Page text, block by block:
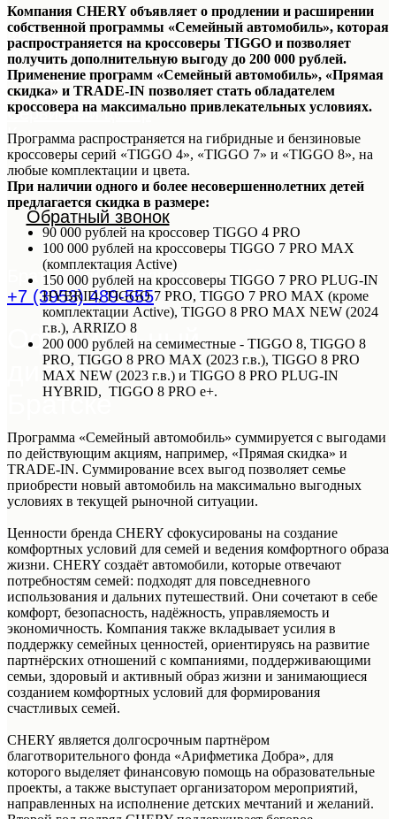
Модельный ряд
Авто в наличии
Trade-In
Кредит
Сервисный центр
Контакты
Обратный звонок
Братск, Коммунальная ул., 11Б
+7 (3953) 489-555
Официальный
дилер CHERY в
Братске
Компания CHERY объявляет о продлении и расширении
собственной программы «Семейный автомобиль», которая
распространяется на кроссоверы TIGGO и позволяет
получить дополнительную выгоду до 200 000 рублей.
Применение программ «Семейный автомобиль», «Прямая
скидка» и TRADE-IN позволяет стать обладателем
кроссовера на максимально привлекательных условиях.
Программа распространяется на гибридные и бензиновые
кроссоверы серий «TIGGO 4», «TIGGO 7» и «TIGGO 8», на
любые комплектации и цвета.
При наличии одного и более несовершеннолетних детей
предлагается скидка в размере:
90 000 рублей на кроссовер TIGGO 4 PRO
100 000 рублей на кроссоверы TIGGO 7 PRO MAX
(комплектация Active)
150 000 рублей на кроссоверы TIGGO 7 PRO PLUG-IN
HYBRID, TIGGO 7 PRO, TIGGO 7 PRO MAX (кроме
комплектации Active), TIGGO 8 PRO MAX NEW (2024
г.в.), ARRIZO 8
200 000 рублей на семиместные - TIGGO 8, TIGGO 8
PRO, TIGGO 8 PRO MAX (2023 г.в.), TIGGO 8 PRO
MAX NEW (2023 г.в.) и TIGGO 8 PRO PLUG-IN
HYBRID, TIGGO 8 PRO e+.
Программа «Семейный автомобиль» суммируется с выгодами
по действующим акциям, например, «Прямая скидка» и
TRADE-IN. Суммирование всех выгод позволяет семье
приобрести новый автомобиль на максимально выгодных
условиях в текущей рыночной ситуации.
Ценности бренда CHERY сфокусированы на создание
комфортных условий для семей и ведения комфортного образа
жизни. CHERY создаёт автомобили, которые отвечают
потребностям семей: подходят для повседневного
использования и дальних путешествий. Они сочетают в себе
комфорт, безопасность, надёжность, управляемость и
экономичность. Компания также вкладывает усилия в
поддержку семейных ценностей, ориентируясь на развитие
партнёрских отношений с компаниями, поддерживающими
семьи, здоровый и активный образ жизни и занимающиеся
созданием комфортных условий для формирования
счастливых семей.
CHERY является долгосрочным партнёром
благотворительного фонда «Арифметика Добра», для
которого выделяет финансовую помощь на образовательные
проекты, а также выступает организатором мероприятий,
направленных на исполнение детских мечтаний и желаний.